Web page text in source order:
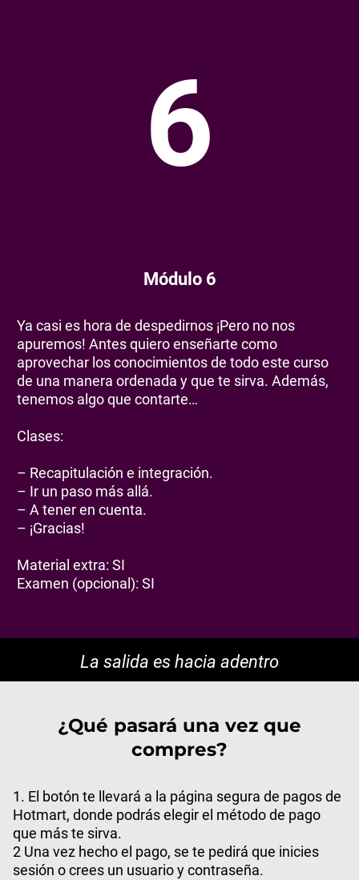
6
Módulo 6
Ya casi es hora de despedirnos ¡Pero no nos
apuremos! Antes quiero enseñarte como
aprovechar los conocimientos de todo este curso
de una manera ordenada y que te sirva. Además,
tenemos algo que contarte…
Clases:
– Recapitulación e integración.
– Ir un paso más allá.
– A tener en cuenta.
– ¡Gracias!
Material extra: SI
Examen (opcional): SI
La salida es hacia adentro
¿Qué pasará una vez que
compres?
1. El botón te llevará a la página segura de pagos de
Hotmart, donde podrás elegir el método de pago
que más te sirva.
2 Una vez hecho el pago, se te pedirá que inicies
sesión o crees un usuario y contraseña.